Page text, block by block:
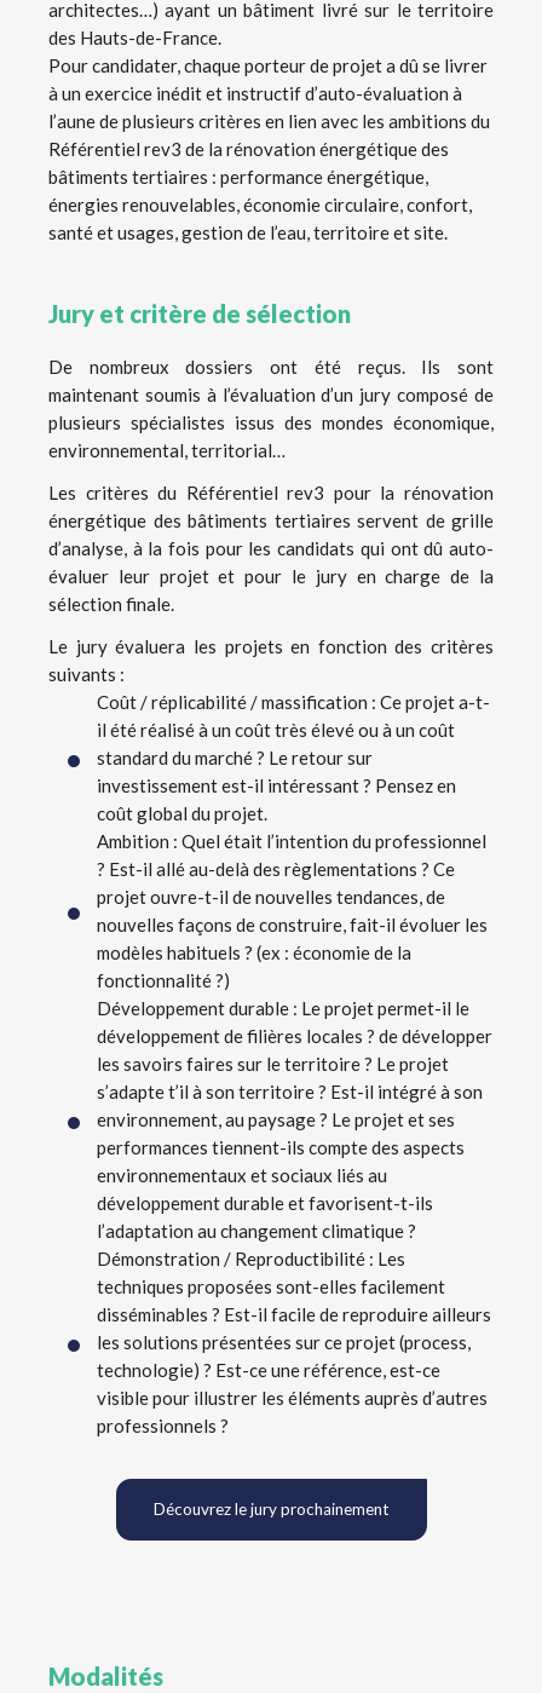
architectes…) ayant un bâtiment livré sur le territoire
des Hauts-de-France.
Pour candidater, chaque porteur de projet a dû se livrer
à un exercice inédit et instructif d’auto-évaluation à
l’aune de plusieurs critères en lien avec les ambitions du
Référentiel rev3 de la rénovation énergétique des
bâtiments tertiaires : performance énergétique,
énergies renouvelables, économie circulaire, confort,
santé et usages, gestion de l’eau, territoire et site.
Jury et critère de sélection
De nombreux dossiers ont été reçus. Ils sont
maintenant soumis à l’évaluation d’un jury composé de
plusieurs spécialistes issus des mondes économique,
environnemental, territorial…
Les critères du Référentiel rev3 pour la rénovation
énergétique des bâtiments tertiaires servent de grille
d’analyse, à la fois pour les candidats qui ont dû auto-
évaluer leur projet et pour le jury en charge de la
sélection finale.
Le jury évaluera les projets en fonction des critères
suivants :
Coût / réplicabilité / massification : Ce projet a-t-
il été réalisé à un coût très élevé ou à un coût
standard du marché ? Le retour sur
investissement est-il intéressant ? Pensez en
coût global du projet.
Ambition : Quel était l’intention du professionnel
? Est-il allé au-delà des règlementations ? Ce
projet ouvre-t-il de nouvelles tendances, de
nouvelles façons de construire, fait-il évoluer les
modèles habituels ? (ex : économie de la
fonctionnalité ?)
Développement durable : Le projet permet-il le
développement de filières locales ? de développer
les savoirs faires sur le territoire ? Le projet
s’adapte t’il à son territoire ? Est-il intégré à son
environnement, au paysage ? Le projet et ses
performances tiennent-ils compte des aspects
environnementaux et sociaux liés au
développement durable et favorisent-t-ils
l’adaptation au changement climatique ?
Démonstration / Reproductibilité : Les
techniques proposées sont-elles facilement
disséminables ? Est-il facile de reproduire ailleurs
les solutions présentées sur ce projet (process,
technologie) ? Est-ce une référence, est-ce
visible pour illustrer les éléments auprès d’autres
professionnels ?
Découvrez le jury prochainement
Modalités